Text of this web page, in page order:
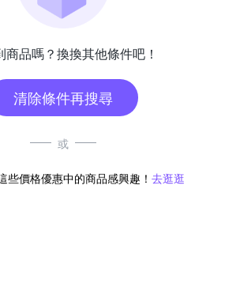
商品嗎？換換其他條件吧！
清除條件再搜尋
或
些價格優惠中的商品感興趣！ 去逛逛